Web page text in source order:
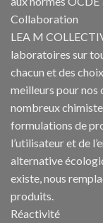
Collaboration
LEA M
laboratoires sur
chacun et des
meilleurs pour nos
nombreux
formulations de
l’utilisateur et de
alternative
existe, nous
produits.
Réactivité